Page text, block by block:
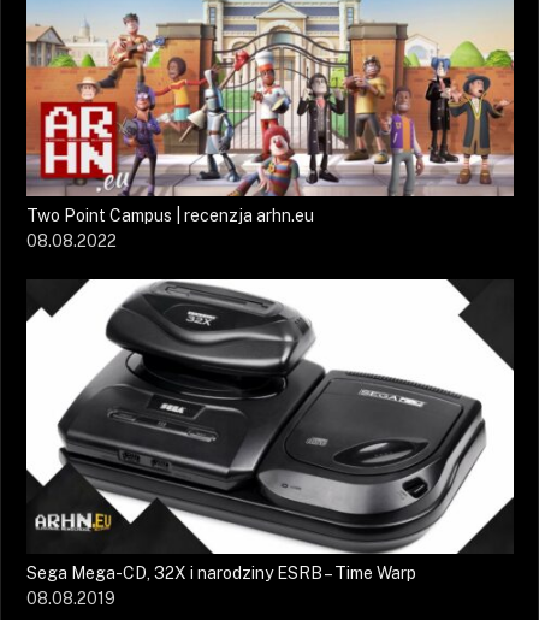
Two Point Campus | recenzja arhn.eu
08.08.2022
Sega Mega-CD, 32X i narodziny ESRB – Time Warp
08.08.2019